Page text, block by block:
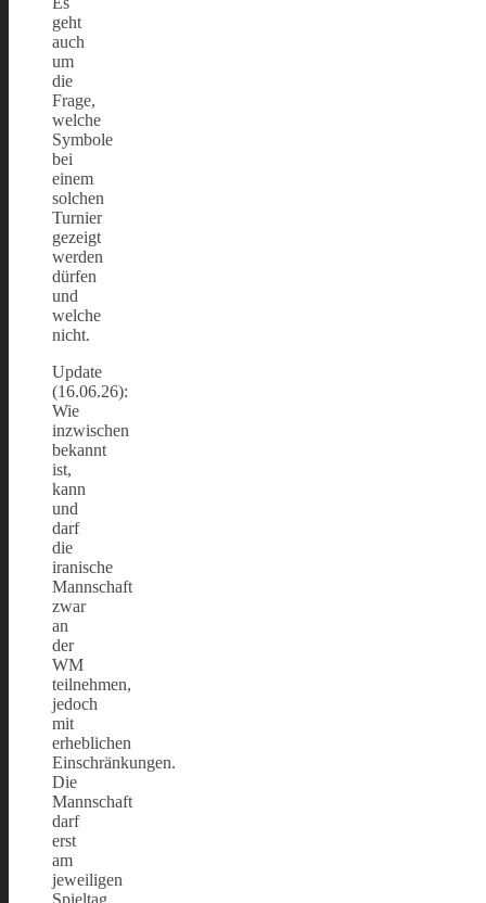
geht
auch
um
die
Frage,
welche
Symbole
bei
einem
solchen
Turnier
gezeigt
werden
dürfen
und
welche
nicht.
Update
(16.06.26):
Wie
inzwischen
bekannt
ist,
kann
und
darf
die
iranische
Mannschaft
zwar
an
der
WM
teilnehmen,
jedoch
mit
erheblichen
Einschränkungen.
Die
Mannschaft
darf
erst
am
jeweiligen
Spieltag